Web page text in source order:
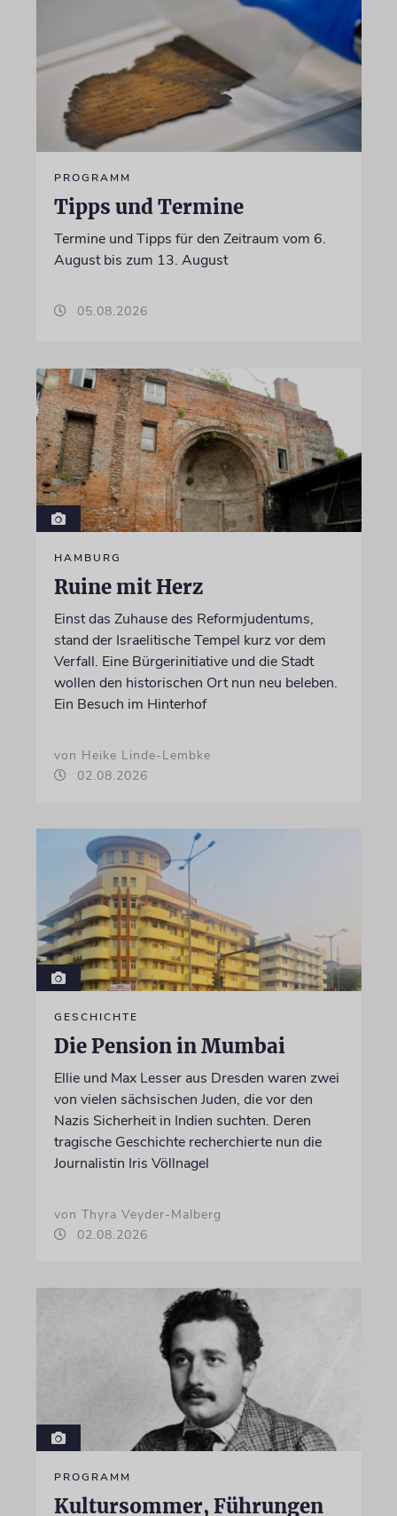
PROGRAMM
Tipps und Termine
Termine und Tipps für den Zeitraum vom 6.
August bis zum 13. August
05.08.2026
HAMBURG
Ruine mit Herz
Einst das Zuhause des Reformjudentums,
stand der Israelitische Tempel kurz vor dem
Verfall. Eine Bürgerinitiative und die Stadt
wollen den historischen Ort nun neu beleben.
Ein Besuch im Hinterhof
von Heike Linde-Lembke
02.08.2026
GESCHICHTE
Die Pension in Mumbai
Ellie und Max Lesser aus Dresden waren zwei
von vielen sächsischen Juden, die vor den
Nazis Sicherheit in Indien suchten. Deren
tragische Geschichte recherchierte nun die
Journalistin Iris Völlnagel
von Thyra Veyder-Malberg
02.08.2026
PROGRAMM
Kultursommer, Führungen